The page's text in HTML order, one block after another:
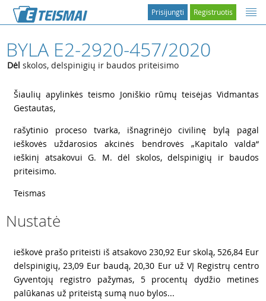
Registruotis
Prisijungti
BYLA E2-2920-457/2020
Dėl skolos, delspinigių ir baudos priteisimo
Šiaulių apylinkės teismo Joniškio rūmų teisėjas Vidmantas
Gestautas,
rašytinio proceso tvarka, išnagrinėjo civilinę bylą pagal
ieškovės uždarosios akcinės bendrovės „Kapitalo valda“
ieškinį atsakovui G. M. dėl skolos, delspinigių ir baudos
priteisimo.
Teismas
Nustatė
ieškovė prašo priteisti iš atsakovo 230,92 Eur skolą, 526,84 Eur
delspinigių, 23,09 Eur baudą, 20,30 Eur už VĮ Registrų centro
Gyventojų registro pažymas, 5 procentų dydžio metines
palūkanas už priteistą sumą nuo bylos...